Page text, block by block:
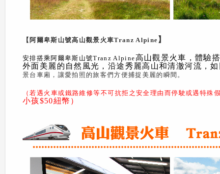
【阿爾卑斯山號高山觀景火車Tranz Alpine 】
安排搭乘阿爾卑斯山號Tranz Alpine高山觀景火車，體驗
外面美麗的自然風光，沿途秀麗高山和清澈河流，
景台車廂，讓愛拍照的旅客們方便捕捉美麗的瞬間。
（若遇火車或鐵路維修等不可抗拒之安全理由而停駛或遇特
小孩$50紐幣）